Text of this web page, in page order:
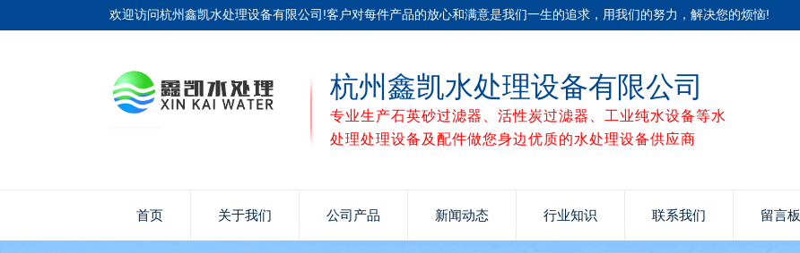
欢迎访问杭州鑫凯水处理设备有限公司!客户对每件产品的放心和满意是我们一生的追求，用我们的努力，解决您的烦恼!
杭州鑫凯水处理设备有限公司
专业生产石英砂过滤器、活性炭过滤器、工业纯水设备等水
处理处理设备及配件做您身边优质的水处理设备供应商
首页 关于我们 公司产品 新闻动态 行业知识 联系我们 留言板